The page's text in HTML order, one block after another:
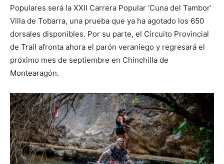
Populares será la XXII Carrera Popular ‘Cuna del Tambor’
Villa de Tobarra, una prueba que ya ha agotado los 650
dorsales disponibles. Por su parte, el Circuito Provincial
de Trail afronta ahora el parón veraniego y regresará el
próximo mes de septiembre en Chinchilla de
Montearagón.